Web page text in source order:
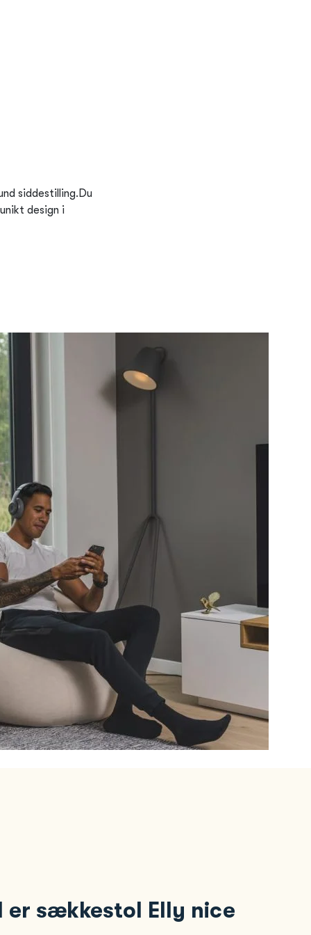
siddestilling.Du
design i
er sækkestol Elly nice